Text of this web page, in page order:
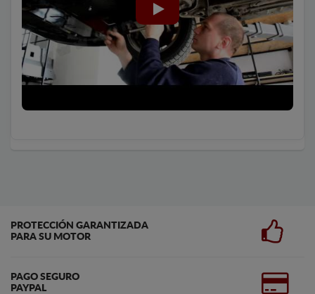
PROTECCIÓN GARANTIZADA
PARA SU MOTOR
PAGO SEGURO
PAYPAL